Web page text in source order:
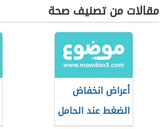
مقالات من تصنيف صحة
أعراض انخفاض
الضغط عند الحامل